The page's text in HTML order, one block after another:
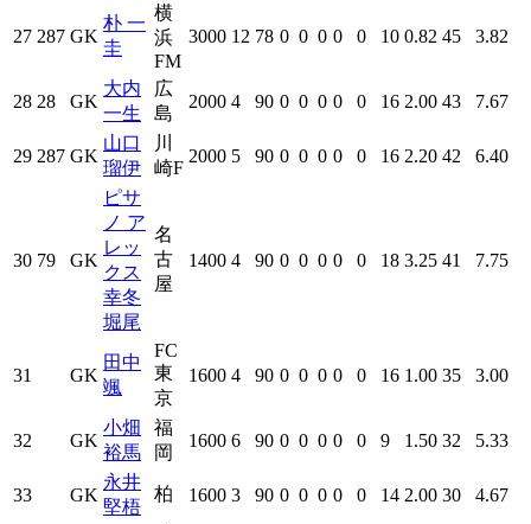
27 287 GK
朴 一
圭
横
浜
FM
3000 12 78 0 0 0 0 0 10 0.82 45 3.82
28 28 GK
大内
一生
広
島
2000 4 90 0 0 0 0 0 16 2.00 43 7.67
29 287 GK
山口
瑠伊
川
崎F
2000 5 90 0 0 0 0 0 16 2.20 42 6.40
30 79 GK
ピサ
ノ ア
レッ
クス
幸冬
堀尾
名
古
屋
1400 4 90 0 0 0 0 0 18 3.25 41 7.75
31 GK
田中
颯
FC
東
京
1600 4 90 0 0 0 0 0 16 1.00 35 3.00
32 GK
小畑
裕馬
福
岡
1600 6 90 0 0 0 0 0 9 1.50 32 5.33
33 GK
永井
堅梧
柏 1600 3 90 0 0 0 0 0 14 2.00 30 4.67